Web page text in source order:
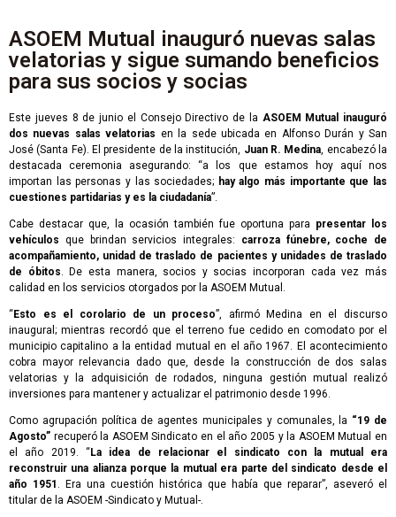
ASOEM Mutual inauguró nuevas salas
velatorias y sigue sumando beneficios
para sus socios y socias
Este jueves 8 de junio el Consejo Directivo de la ASOEM Mutual inauguró
dos nuevas salas velatorias en la sede ubicada en Alfonso Durán y San
José (Santa Fe). El presidente de la institución, Juan R. Medina, encabezó la
destacada ceremonia asegurando: “a los que estamos hoy aquí nos
importan las personas y las sociedades; hay algo más importante que las
cuestiones partidarias y es la ciudadanía”.
Cabe destacar que, la ocasión también fue oportuna para presentar los
vehículos que brindan servicios integrales: carroza fúnebre, coche de
acompañamiento, unidad de traslado de pacientes y unidades de traslado
de óbitos. De esta manera, socios y socias incorporan cada vez más
calidad en los servicios otorgados por la ASOEM Mutual.
“ Esto es el corolario de un proceso”, afirmó Medina en el discurso
inaugural; mientras recordó que el terreno fue cedido en comodato por el
municipio capitalino a la entidad mutual en el año 1967. El acontecimiento
cobra mayor relevancia dado que, desde la construcción de dos salas
velatorias y la adquisición de rodados, ninguna gestión mutual realizó
inversiones para mantener y actualizar el patrimonio desde 1996.
Como agrupación política de agentes municipales y comunales, la “19 de
Agosto” recuperó la ASOEM Sindicato en el año 2005 y la ASOEM Mutual en
el año 2019. “ La idea de relacionar el sindicato con la mutual era
reconstruir una alianza porque la mutual era parte del sindicato desde el
año 1951 . Era una cuestión histórica que había que reparar”, aseveró el
titular de la ASOEM -Sindicato y Mutual-.